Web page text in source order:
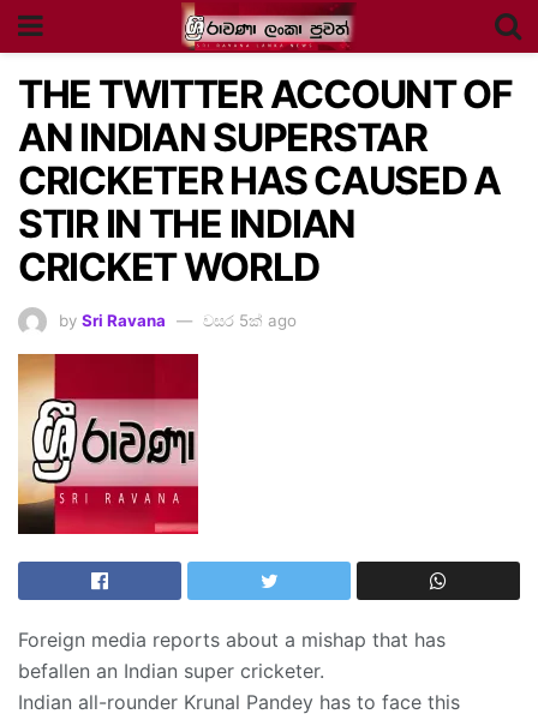
THE TWITTER ACCOUNT OF
AN INDIAN SUPERSTAR
CRICKETER HAS CAUSED A
STIR IN THE INDIAN
CRICKET WORLD
by Sri Ravana වසර 5ක් ago
Foreign media reports about a mishap that has
befallen an Indian super cricketer.
Indian all-rounder Krunal Pandey has to face this